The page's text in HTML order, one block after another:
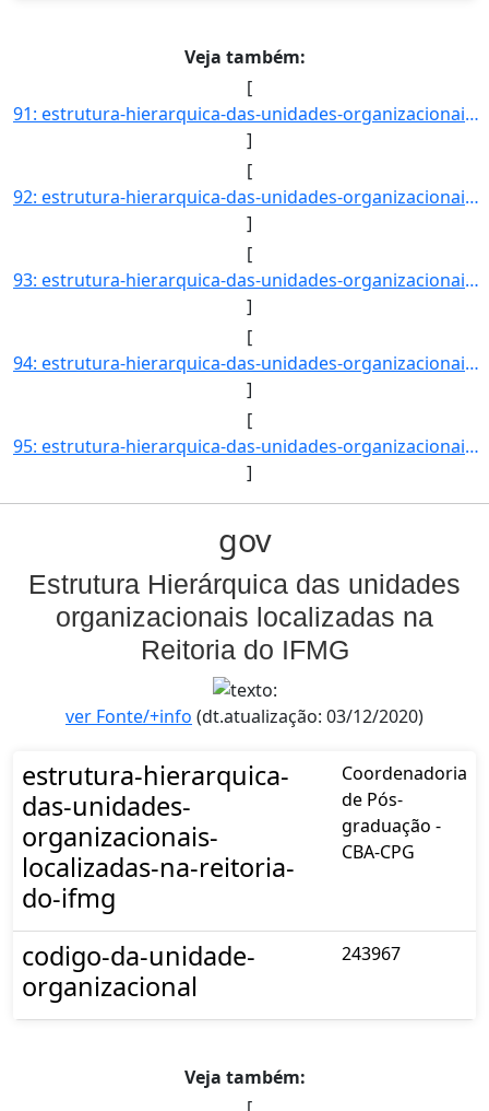
Veja também:
[
91: estrutura-hierarquica-das-unidades-organizacionais-localizadas-na-reitoria-do-ifmg-Coordenadoria_de_]
]
[
92: estrutura-hierarquica-das-unidades-organizacionais-localizadas-na-reitoria-do-ifmg-Secretaria_de_Pos]
]
[
93: estrutura-hierarquica-das-unidades-organizacionais-localizadas-na-reitoria-do-ifmg-Campus_Betim_-_CB]
]
[
94: estrutura-hierarquica-das-unidades-organizacionais-localizadas-na-reitoria-do-ifmg-Coordenadoria_de_]
]
[
95: estrutura-hierarquica-das-unidades-organizacionais-localizadas-na-reitoria-do-ifmg-Diretoria_de_Admi]
]
gov
Estrutura Hierárquica das unidades
organizacionais localizadas na
Reitoria do IFMG
ver Fonte/+info (dt.atualização: 03/12/2020)
estrutura-hierarquica-
das-unidades-
organizacionais-
localizadas-na-reitoria-
do-ifmg
Coordenadoria
de Pós-
graduação -
CBA-CPG
codigo-da-unidade-
organizacional
243967
Veja também: